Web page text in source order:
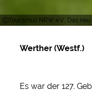
Tourismus NRW e.V., Das
Werther (Westf.)
Es war der 127.